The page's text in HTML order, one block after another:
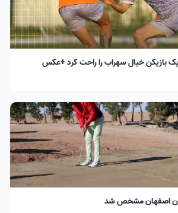
یک بازیکن خیال سهراب را راحت کرد +عکس
اصفهان مشخص شد